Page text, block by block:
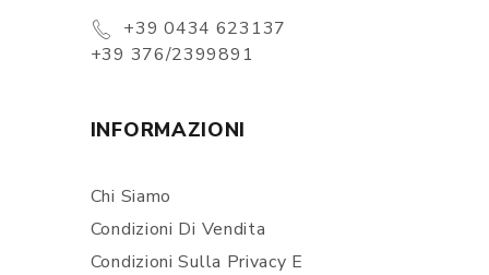
+39 0434 623137
+39 376/2399891
INFORMAZIONI
Chi Siamo
Condizioni Di Vendita
Condizioni Sulla Privacy E